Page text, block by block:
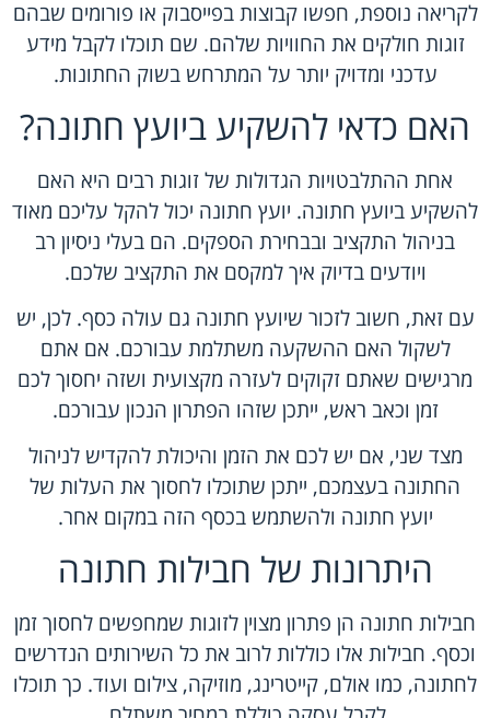
לקריאה נוספת, חפשו קבוצות בפייסבוק או פורומים שבהם
זוגות חולקים את החוויות שלהם. שם תוכלו לקבל מידע
עדכני ומדויק יותר על המתרחש בשוק החתונות.
האם כדאי להשקיע ביועץ חתונה?
אחת ההתלבטויות הגדולות של זוגות רבים היא האם
להשקיע ביועץ חתונה. יועץ חתונה יכול להקל עליכם מאוד
בניהול התקציב ובבחירת הספקים. הם בעלי ניסיון רב
ויודעים בדיוק איך למקסם את התקציב שלכם.
עם זאת, חשוב לזכור שיועץ חתונה גם עולה כסף. לכן, יש
לשקול האם ההשקעה משתלמת עבורכם. אם אתם
מרגישים שאתם זקוקים לעזרה מקצועית ושזה יחסוך לכם
זמן וכאב ראש, ייתכן שזהו הפתרון הנכון עבורכם.
מצד שני, אם יש לכם את הזמן והיכולת להקדיש לניהול
החתונה בעצמכם, ייתכן שתוכלו לחסוך את העלות של
יועץ חתונה ולהשתמש בכסף הזה במקום אחר.
היתרונות של חבילות חתונה
חבילות חתונה הן פתרון מצוין לזוגות שמחפשים לחסוך זמן
וכסף. חבילות אלו כוללות לרוב את כל השירותים הנדרשים
לחתונה, כמו אולם, קייטרינג, מוזיקה, צילום ועוד. כך תוכלו